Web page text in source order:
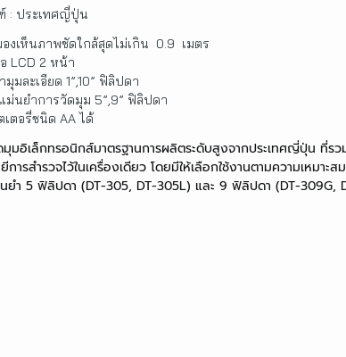
: ประเทศญี่ปุ่น
องเห็นภาพชัดใกล้สุดไม่เกิน 0.9 เมตร
LCD 2 หน้า
มละเอียด 1”,10” ฟิลิปดา
ม่นยำการวัดมุม 5”,9” ฟิลิปดา
เตอรี่ชนิด AA ได้
มอิเล็กทรอนิกส์มาตรฐานการผลิตระดับสูงจากประเทศญี่ปุ่น ที่รว
ยีการสำรวจไว้ในเครื่องเดียว โดยมีให้เลือกใช้งานตามความเหมา
ยำ 5 ฟิลิปดา (DT-305, DT-305L) และ 9 ฟิลิปดา (DT-309G,